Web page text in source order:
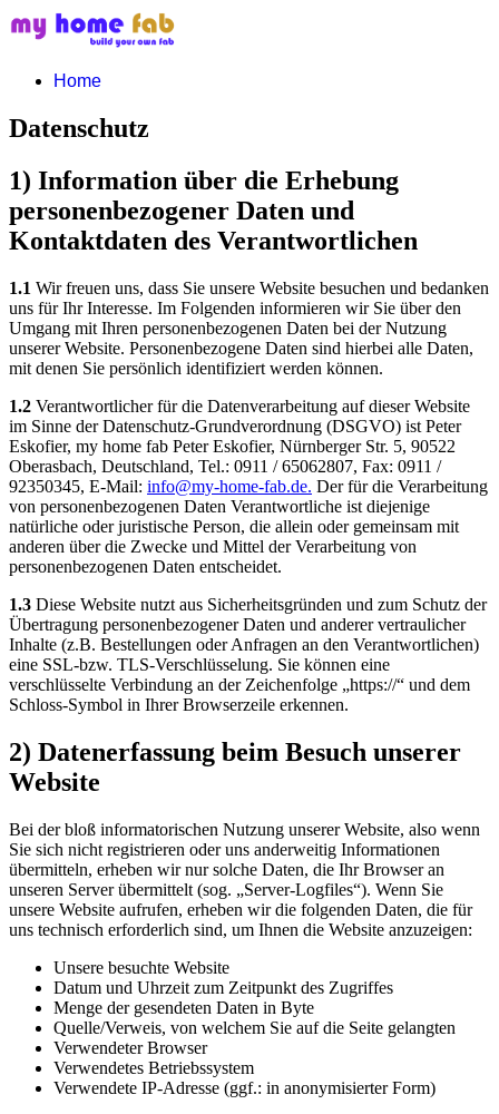
Home
Datenschutz
1) Information über die Erhebung
personenbezogener Daten und
Kontaktdaten des Verantwortlichen
1.1 Wir freuen uns, dass Sie unsere Website besuchen und bedanken
uns für Ihr Interesse. Im Folgenden informieren wir Sie über den
Umgang mit Ihren personenbezogenen Daten bei der Nutzung
unserer Website. Personenbezogene Daten sind hierbei alle Daten,
mit denen Sie persönlich identifiziert werden können.
1.2 Verantwortlicher für die Datenverarbeitung auf dieser Website
im Sinne der Datenschutz-Grundverordnung (DSGVO) ist Peter
Eskofier, my home fab Peter Eskofier, Nürnberger Str. 5, 90522
Oberasbach, Deutschland, Tel.: 0911 / 65062807, Fax: 0911 /
92350345, E-Mail: info@my-home-fab.de. Der für die Verarbeitung
von personenbezogenen Daten Verantwortliche ist diejenige
natürliche oder juristische Person, die allein oder gemeinsam mit
anderen über die Zwecke und Mittel der Verarbeitung von
personenbezogenen Daten entscheidet.
1.3 Diese Website nutzt aus Sicherheitsgründen und zum Schutz der
Übertragung personenbezogener Daten und anderer vertraulicher
Inhalte (z.B. Bestellungen oder Anfragen an den Verantwortlichen)
eine SSL-bzw. TLS-Verschlüsselung. Sie können eine
verschlüsselte Verbindung an der Zeichenfolge „https://“ und dem
Schloss-Symbol in Ihrer Browserzeile erkennen.
2) Datenerfassung beim Besuch unserer
Website
Bei der bloß informatorischen Nutzung unserer Website, also wenn
Sie sich nicht registrieren oder uns anderweitig Informationen
übermitteln, erheben wir nur solche Daten, die Ihr Browser an
unseren Server übermittelt (sog. „Server-Logfiles“). Wenn Sie
unsere Website aufrufen, erheben wir die folgenden Daten, die für
uns technisch erforderlich sind, um Ihnen die Website anzuzeigen:
Unsere besuchte Website
Datum und Uhrzeit zum Zeitpunkt des Zugriffes
Menge der gesendeten Daten in Byte
Quelle/Verweis, von welchem Sie auf die Seite gelangten
Verwendeter Browser
Verwendetes Betriebssystem
Verwendete IP-Adresse (ggf.: in anonymisierter Form)